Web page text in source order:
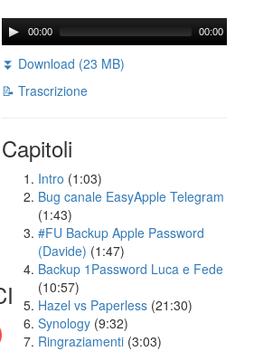
00:00 00:00
⏬ Download (23 MB)
📝 Trascrizione
Capitoli
Intro (1:03)
Bug canale EasyApple Telegram
(1:43)
#FU Backup Apple Password
(Davide) (1:47)
Backup 1Password Luca e Fede
(10:57)
Hazel vs Paperless (21:30)
Synology (9:32)
Ringraziamenti (3:03)